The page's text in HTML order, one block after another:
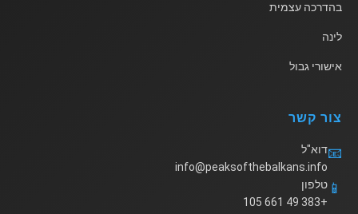
בהדרכה עצמית
לינה
אישורי גבול
צור קשר
📧דוא"ל
info@peaksofthebalkans.info
📱 טלפון
+383 49 661 105